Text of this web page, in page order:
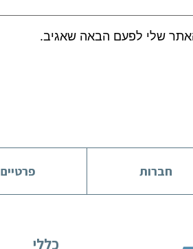
שלי לפעם הבאה שאגיב.
חברות פרטיים
כללי